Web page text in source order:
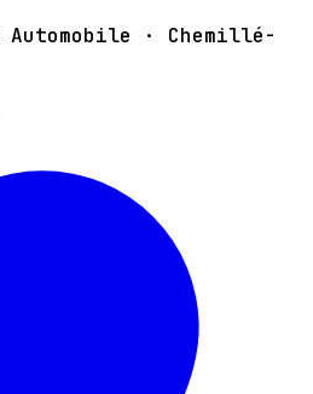
Automobile · Chemillé-